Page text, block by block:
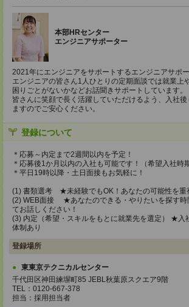
本部HRセンター
エンジニアサポーター
2021年にエンジニアをサポートするエンジニアサポ
エンジニアの皆さん1人ひとりの定期面談では就業上
困りごとがないかなどお話聞きサポートしています。
皆さんに笑顔で長く活躍していただけるよう、入社
ますのでご安心ください。
登録について
＊応募～内定まで2週間以内を予定！
＊応募後1か月以内の入社も可能です！（希望入社時
＊平日19時以降・土日面接もお気軽に！
(1) 書類選考 ★未経験でもOK！あなたの可能性を重
(2) WEB面接 ★あなたのできる・やりたいを探す時
てお話しください！
(3) 内定（希望・スキルをもとに就業先を選定） ★入
体制あり
登録場所
東東京テクニカルセンター
千代田区神田練塀町85 JEBL秋葉原スクエア9階
TEL：0120-667-378
担当：採用担当者